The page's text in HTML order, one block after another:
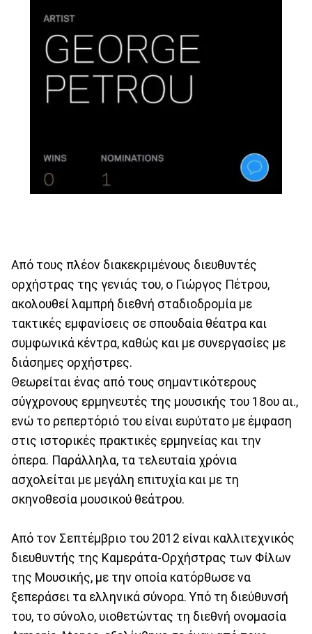
Από τους πλέον διακεκριμένους διευθυντές
ορχήστρας της γενιάς του, ο Γιώργος Πέτρου,
ακολουθεί λαμπρή διεθνή σταδιοδρομία με
τακτικές εμφανίσεις σε σπουδαία θέατρα και
συμφωνικά κέντρα, καθώς και με συνεργασίες με
διάσημες ορχήστρες.
Θεωρείται ένας από τους σημαντικότερους
σύγχρονους ερμηνευτές της μουσικής του 18ου αι.,
ενώ το ρεπερτόριό του είναι ευρύτατο με έμφαση
στις ιστορικές πρακτικές ερμηνείας και την
όπερα. Παράλληλα, τα τελευταία χρόνια
ασχολείται με μεγάλη επιτυχία και με τη
σκηνοθεσία μουσικού θεάτρου.
Από τον Σεπτέμβριο του 2012 είναι καλλιτεχνικός
διευθυντής της Καμεράτα-Ορχήστρας των Φίλων
της Μουσικής, με την οποία κατόρθωσε να
ξεπεράσει τα ελληνικά σύνορα. Υπό τη διεύθυνσή
του, το σύνολο, υιοθετώντας τη διεθνή ονομασία